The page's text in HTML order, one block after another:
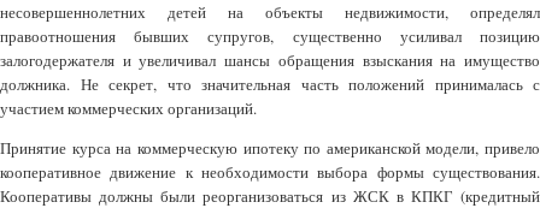
несовершеннолетних детей на объекты недвижимости, определял
правоотношения бывших супругов, существенно усиливал позицию
залогодержателя и увеличивал шансы обращения взыскания на имущество
должника. Не секрет, что значительная часть положений принималась с
участием коммерческих организаций.
Принятие курса на коммерческую ипотеку по американской модели, привело
кооперативное движение к необходимости выбора формы существования.
Кооперативы должны были реорганизоваться из ЖСК в КПКГ (кредитный